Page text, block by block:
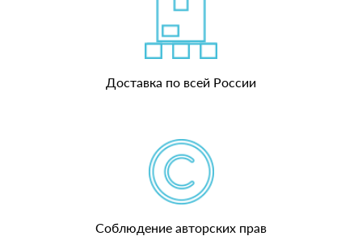
Доставка по всей России
Соблюдение авторских прав